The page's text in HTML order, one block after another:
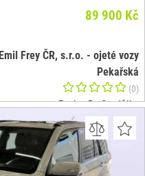
89 900 Kč
Emil Frey ČR, s.r.o. - ojeté vozy
Pekařská
(0)
Praha 5 - Stodůlky